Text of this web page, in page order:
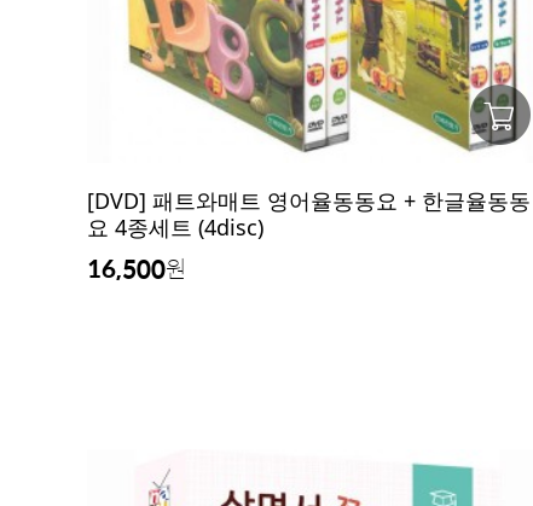
[DVD] 패트와매트 영어율동동요 + 한글율동동
요 4종세트 (4disc)
16,500원